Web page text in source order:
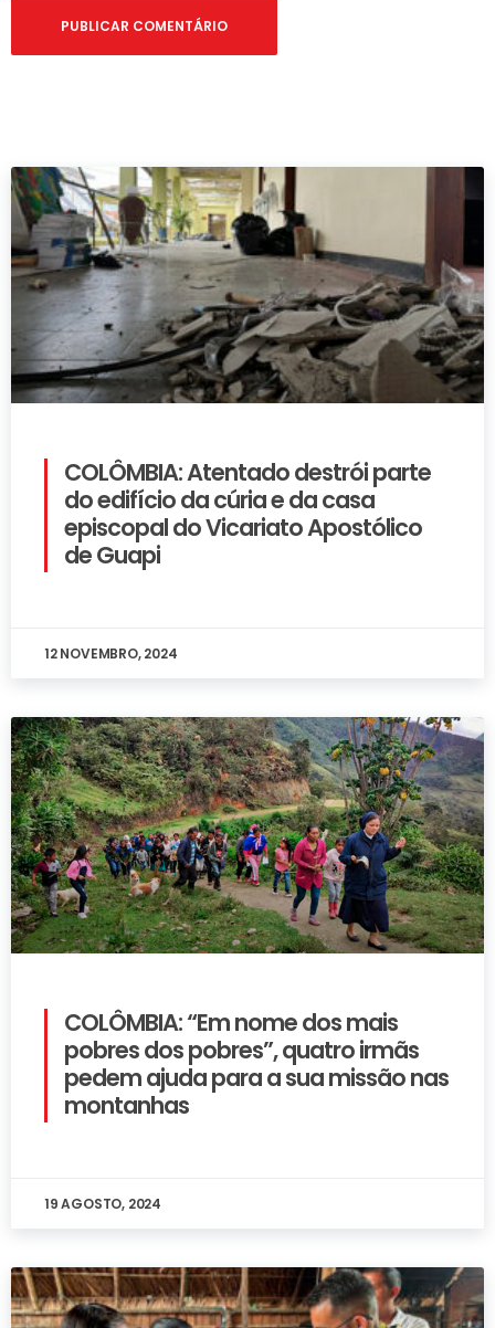
COLÔMBIA: Atentado destrói parte
do edifício da cúria e da casa
episcopal do Vicariato Apostólico
de Guapi
12 NOVEMBRO, 2024
COLÔMBIA: “Em nome dos mais
pobres dos pobres”, quatro irmãs
pedem ajuda para a sua missão nas
montanhas
19 AGOSTO, 2024